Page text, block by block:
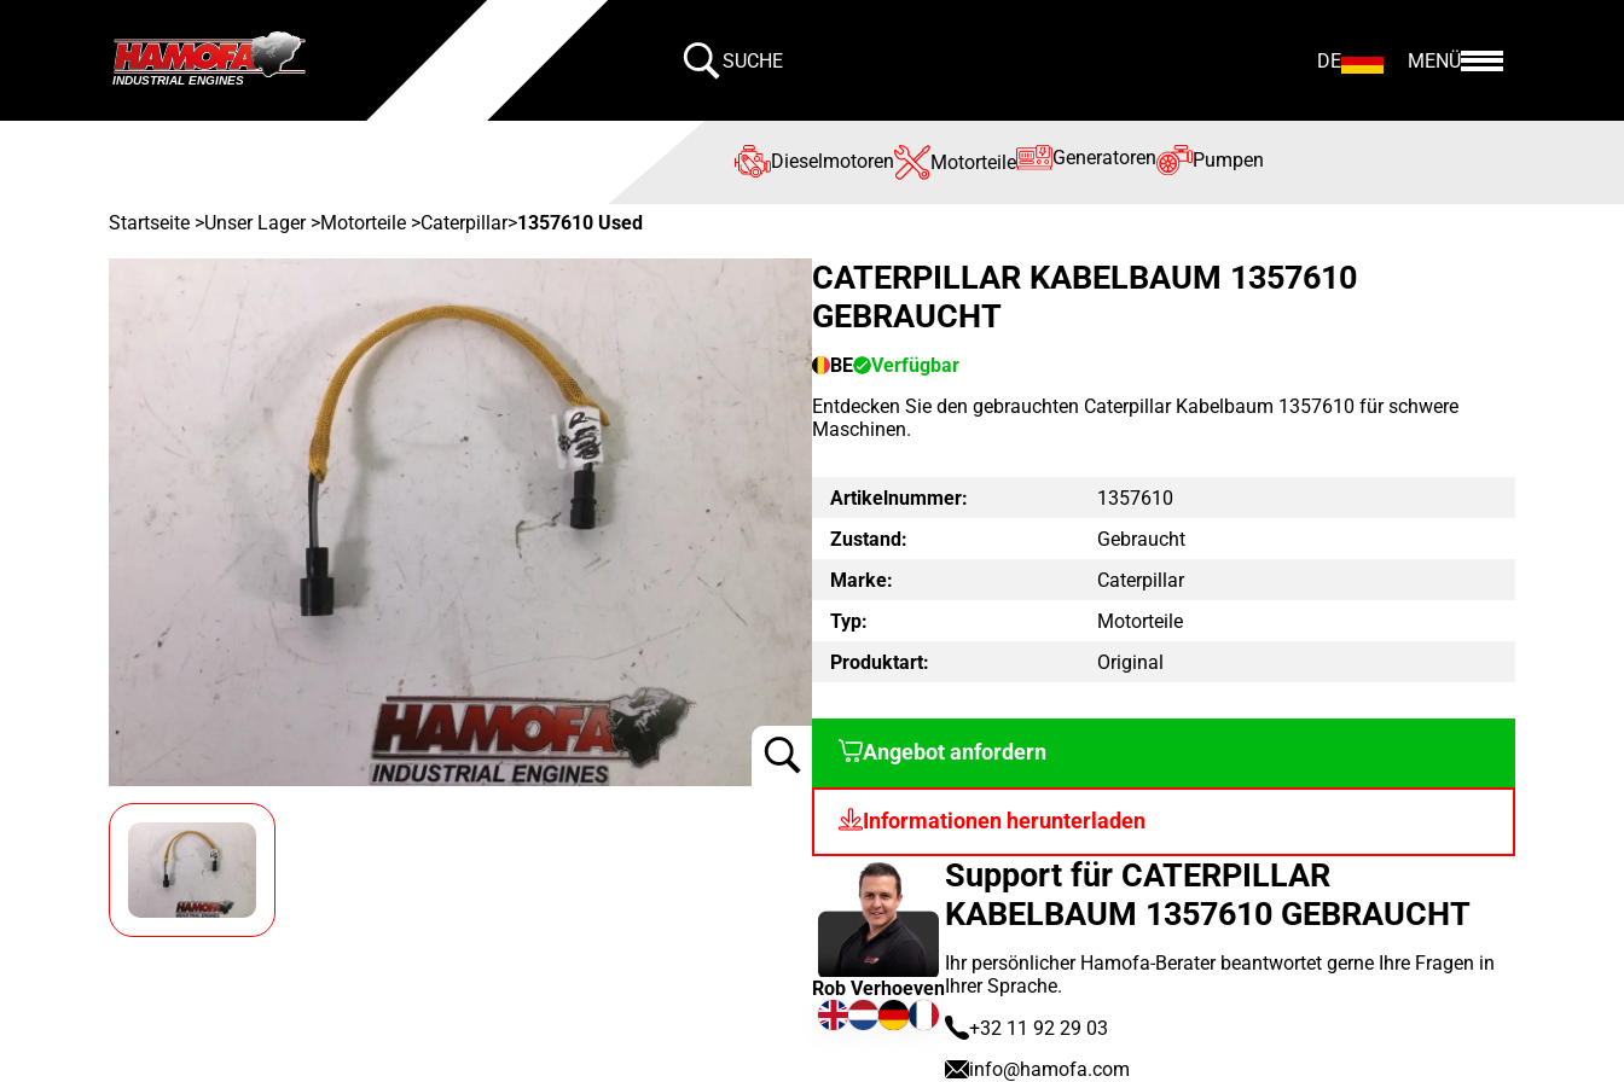
SUCHE DE MENÜ
Dieselmotoren Motorteile Generatoren Pumpen
Startseite >Unser Lager>Motorteile >Caterpillar>1357610 Used
CATERPILLAR KABELBAUM 1357610
GEBRAUCHT
BE
Verfügbar
Entdecken Sie den gebrauchten Caterpillar Kabelbaum 1357610 für schwere
Maschinen.
Artikelnummer:
1357610
Zustand:
Gebraucht
Marke:
Caterpillar
Typ:
Motorteile
Produktart:
Original
Angebot anfordern
Informationen herunterladen
Support für CATERPILLAR
KABELBAUM 1357610 GEBRAUCHT
Ihr persönlicher Hamofa-Berater beantwortet gerne Ihre Fragen in
Ihrer Sprache.
+32 11 92 29 03
info@hamofa.com
Rob Verhoeven